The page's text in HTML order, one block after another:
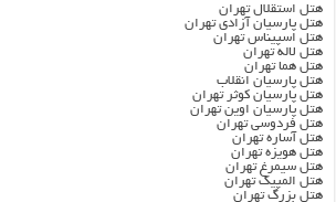
هتل استقلال تهران
هتل پارسیان آزادی تهران
هتل اسپیناس تهران
هتل لاله تهران
هتل هما تهران
هتل پارسیان انقلاب
هتل پارسیان کوثر تهران
هتل پارسیان اوین تهران
هتل فردوسی تهران
هتل آساره تهران
هتل هویزه تهران
هتل سیمرغ تهران
هتل المپیک تهران
هتل بزرگ تهران